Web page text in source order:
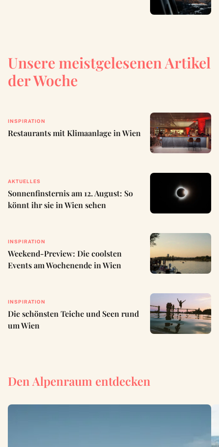
Unsere meistgelesenen Artikel
der Woche
INSPIRATION
Restaurants mit Klimaanlage in Wien
AKTUELLES
Sonnenfinsternis am 12. August: So
könnt ihr sie in Wien sehen
INSPIRATION
Weekend-Preview: Die coolsten
Events am Wochenende in Wien
INSPIRATION
Die schönsten Teiche und Seen rund
um Wien
Den Alpenraum entdecken